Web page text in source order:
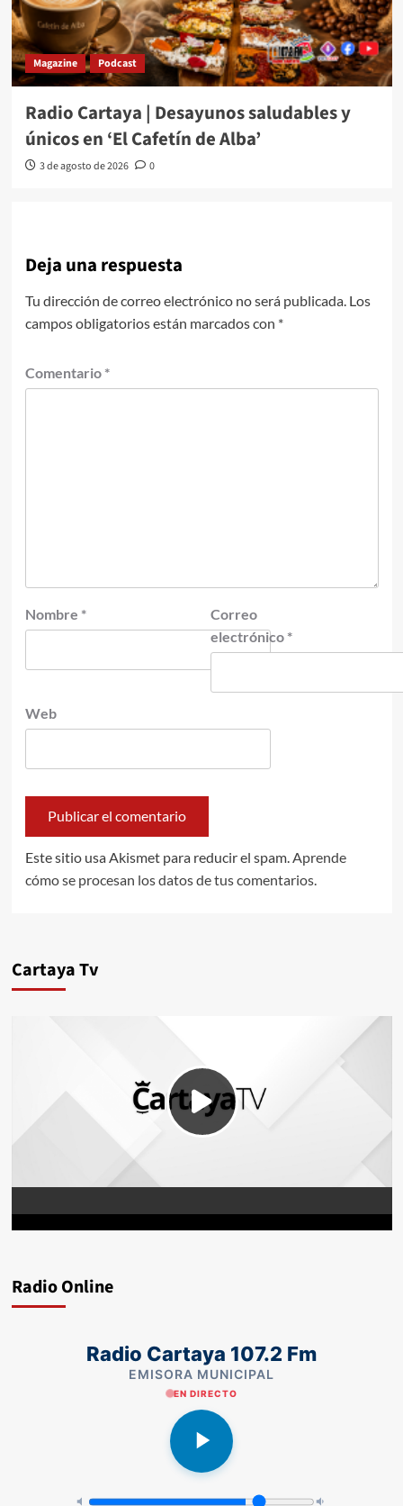
Magazine Podcast
Radio Cartaya | Desayunos saludables y
únicos en ‘El Cafetín de Alba’
3 de agosto de 2026 0
Deja una respuesta
Tu dirección de correo electrónico no será publicada. Los
campos obligatorios están marcados con *
Comentario *
Nombre *
Correo
electrónico *
Web
Este sitio usa Akismet para reducir el spam. Aprende
cómo se procesan los datos de tus comentarios.
Cartaya Tv
Radio Online
Radio Cartaya 107.2 Fm
EMISORA MUNICIPAL
EN DIRECTO